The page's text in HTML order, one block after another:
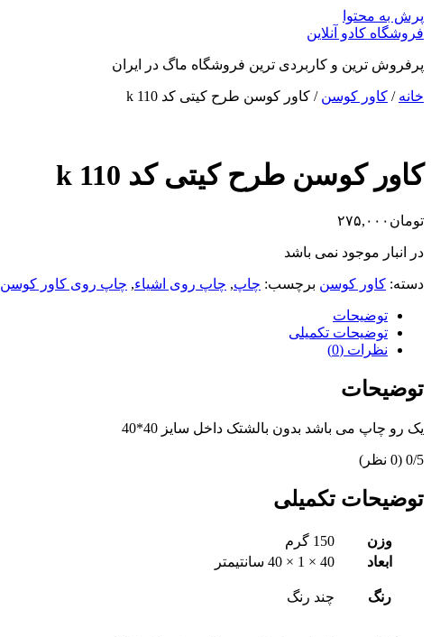
پرش به محتوا
فروشگاه کادو آنلاین
پرفروش ترین و کاربردی ترین فروشگاه ماگ در ایران
خانه / کاور کوسن / کاور کوسن طرح کیتی کد k 110
کاور کوسن طرح کیتی کد k 110
تومان ۲۷۵,۰۰۰
در انبار موجود نمی باشد
دسته: کاور کوسن برچسب: چاپ, چاپ روی اشیاء, چاپ روی کاور کوسن
توضیحات
توضیحات تکمیلی
نظرات (0)
توضیحات
یک رو چاپ می باشد بدون بالشتک داخل سایز 40*40
‫0/5 ‫(0 نظر)
توضیحات تکمیلی
وزن
150 گرم
ابعاد
40 × 1 × 40 سانتیمتر
رنگ چند رنگ